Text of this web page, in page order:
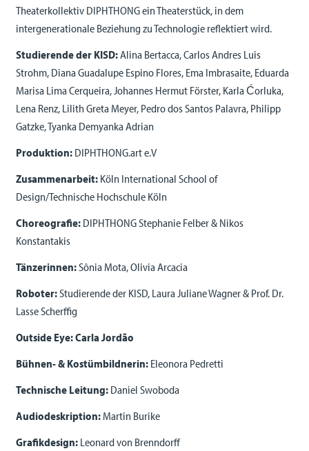
Theaterkollektiv DIPHTHONG ein Theaterstück, in dem
intergenerationale Beziehung zu Technologie reflektiert wird.
Studierende der KISD:Alina Bertacca, Carlos Andres Luis
Strohm, Diana Guadalupe Espino Flores, Ema Imbrasaite, Eduarda
Marisa Lima Cerqueira, Johannes Hermut Förster, Karla Ćorluka,
Lena Renz, Lilith Greta Meyer, Pedro dos Santos Palavra, Philipp
Gatzke, Tyanka Demyanka Adrian
Produktion:DIPHTHONG.art e.V
Zusammenarbeit:Köln International School of
Design/Technische Hochschule Köln
Choreografie:DIPHTHONG Stephanie Felber & Nikos
Konstantakis
Tänzerinnen:Sônia Mota, Olivia Arcacia
Roboter:Studierende der KISD, Laura Juliane Wagner & Prof. Dr.
Lasse Scherffig
Outside Eye:Carla Jordão
Bühnen- & Kostümbildnerin:Eleonora Pedretti
Technische Leitung: Daniel Swoboda
Audiodeskription:Martin Burike
Grafikdesign: Leonard von Brenndorff